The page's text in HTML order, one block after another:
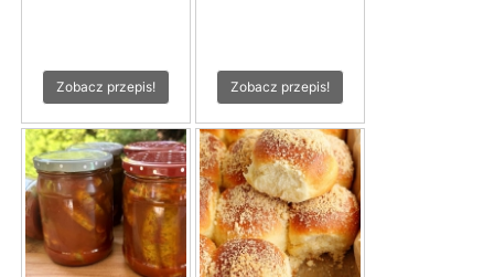
Zobacz przepis! Zobacz przepis!